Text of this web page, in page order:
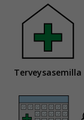
Terveysasemilla